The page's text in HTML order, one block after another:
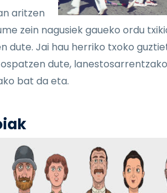
aritzen
zein nagusiek gaueko ordu
dute. Jai hau herriko txoko
dute,
bat da eta.